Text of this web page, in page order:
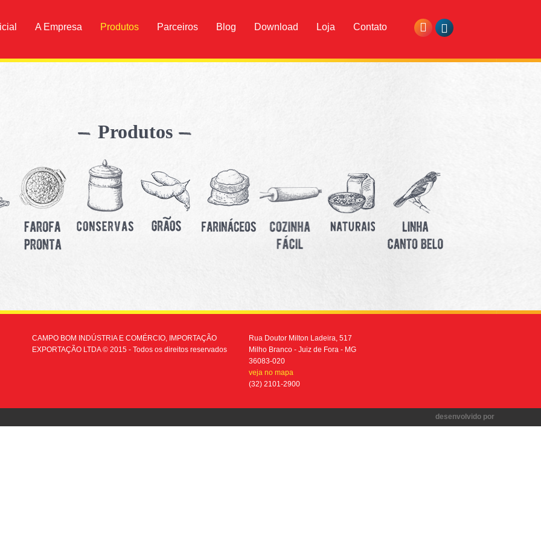
A Empresa Produtos Parceiros Blog Download Loja Contato
Produtos
CAMPO BOM INDÚSTRIA E COMÉRCIO, IMPORTAÇÃO
EXPORTAÇÃO LTDA © 2015 - Todos os direitos reservados
Rua Doutor Milton Ladeira, 517
Milho Branco - Juiz de Fora - MG
36083-020
veja no mapa
(32) 2101-2900
desenvolvido por